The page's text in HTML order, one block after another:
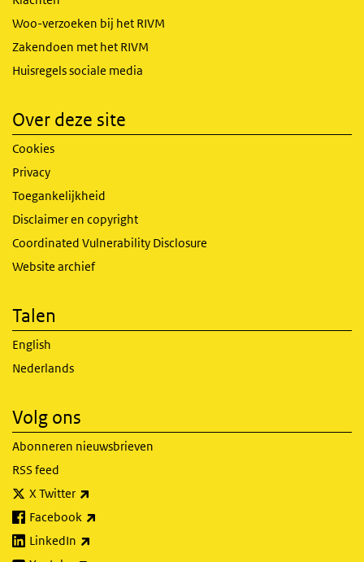
Woo-verzoeken bij het RIVM
Zakendoen met het RIVM
Huisregels sociale media
Over deze site
Cookies
Privacy
Toegankelijkheid
Disclaimer en copyright
Coordinated Vulnerability Disclosure
Website archief
Talen
English
Nederlands
Volg ons
Abonneren nieuwsbrieven
RSS feed
X Twitter
Facebook
LinkedIn